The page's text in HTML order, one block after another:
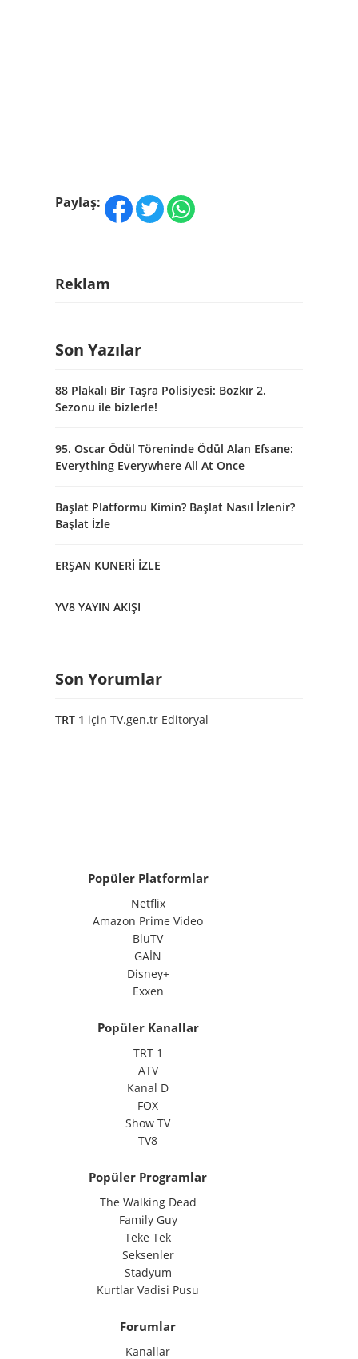
Paylaş:
Reklam
Son Yazılar
88 Plakalı Bir Taşra Polisiyesi: Bozkır 2.
Sezonu ile bizlerle!
95. Oscar Ödül Töreninde Ödül Alan Efsane:
Everything Everywhere All At Once
Başlat Platformu Kimin? Başlat Nasıl İzlenir?
Başlat İzle
ERŞAN KUNERİ İZLE
YV8 YAYIN AKIŞI
Son Yorumlar
TRT 1 için TV.gen.tr Editoryal
Popüler Platformlar
Netflix
Amazon Prime Video
BluTV
GAİN
Disney+
Exxen
Popüler Kanallar
TRT 1
ATV
Kanal D
FOX
Show TV
TV8
Popüler Programlar
The Walking Dead
Family Guy
Teke Tek
Seksenler
Stadyum
Kurtlar Vadisi Pusu
Forumlar
Kanallar